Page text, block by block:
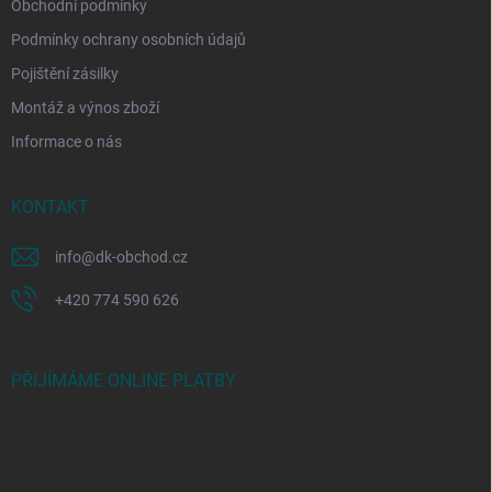
Obchodní podmínky
Podmínky ochrany osobních údajů
Pojištění zásilky
Montáž a výnos zboží
Informace o nás
KONTAKT
info@dk-obchod.cz
+420 774 590 626
PŘIJÍMÁME ONLINE PLATBY